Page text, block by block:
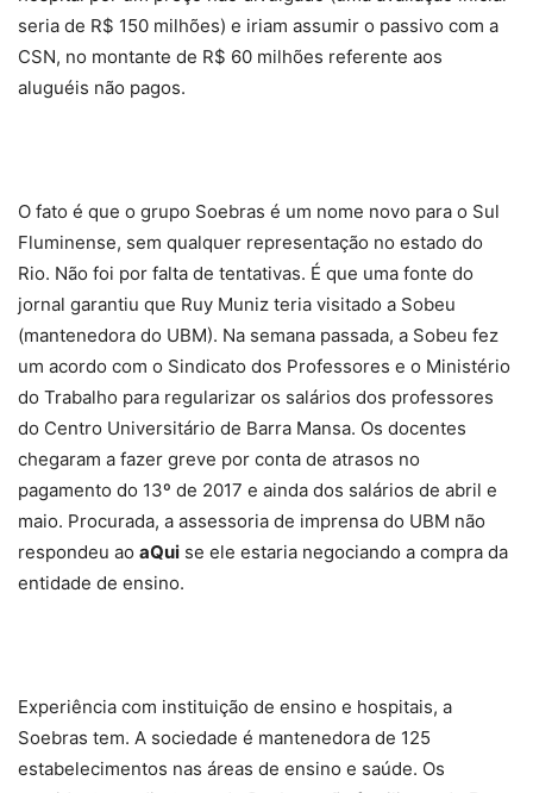
seria de R$ 150 milhões) e iriam assumir o passivo com a
CSN, no montante de R$ 60 milhões referente aos
aluguéis não pagos.
O fato é que o grupo Soebras é um nome novo para o Sul
Fluminense, sem qualquer representação no estado do
Rio. Não foi por falta de tentativas. É que uma fonte do
jornal garantiu que Ruy Muniz teria visitado a Sobeu
(mantenedora do UBM). Na semana passada, a Sobeu fez
um acordo com o Sindicato dos Professores e o Ministério
do Trabalho para regularizar os salários dos professores
do Centro Universitário de Barra Mansa. Os docentes
chegaram a fazer greve por conta de atrasos no
pagamento do 13º de 2017 e ainda dos salários de abril e
maio. Procurada, a assessoria de imprensa do UBM não
respondeu ao aQui se ele estaria negociando a compra da
entidade de ensino.
Experiência com instituição de ensino e hospitais, a
Soebras tem. A sociedade é mantenedora de 125
estabelecimentos nas áreas de ensino e saúde. Os